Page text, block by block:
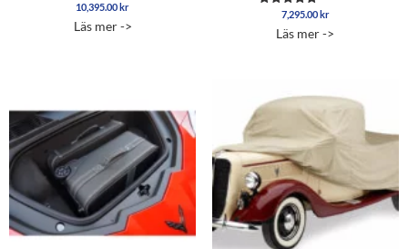
10,395.00 kr
Läs mer ->
Betygsatt
av 5
7,295.00 kr
Läs mer ->